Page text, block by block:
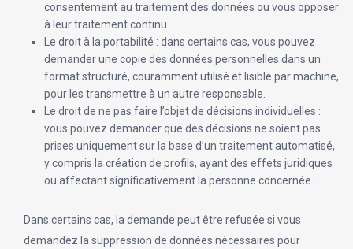
consentement au traitement des données ou vous opposer
à leur traitement continu.
Le droit à la portabilité : dans certains cas, vous pouvez
demander une copie des données personnelles dans un
format structuré, couramment utilisé et lisible par machine,
pour les transmettre à un autre responsable.
Le droit de ne pas faire l’objet de décisions individuelles :
vous pouvez demander que des décisions ne soient pas
prises uniquement sur la base d’un traitement automatisé,
y compris la création de profils, ayant des effets juridiques
ou affectant significativement la personne concernée.
Dans certains cas, la demande peut être refusée si vous
demandez la suppression de données nécessaires pour